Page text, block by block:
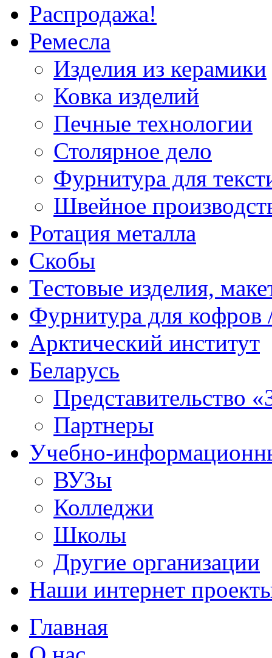
Распродажа!
Ремесла
Изделия из керамики
Ковка изделий
Печные технологии
Столярное дело
Фурнитура для
Швейное
Ротация металла
Скобы
Тестовые изделия,
Фурнитура для кофров
Арктический институт
Беларусь
Представительство
Партнеры
Учебно-
ВУЗы
Колледжи
Школы
Другие организации
Наши интернет
Главная